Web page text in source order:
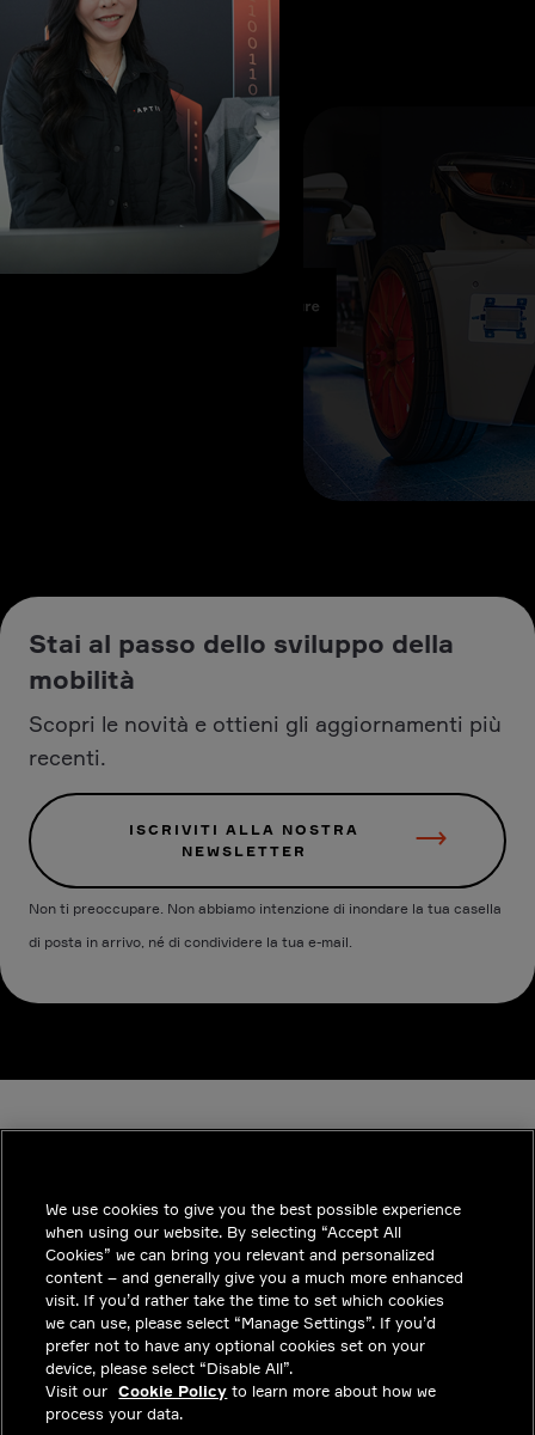
Stai al passo dello sviluppo della
mobilità
Scopri le novità e ottieni gli aggiornamenti più
recenti.
ISCRIVITI ALLA NOSTRA
NEWSLETTER
Non ti preoccupare. Non abbiamo intenzione di inondare la tua casella
di posta in arrivo, né di condividere la tua e-mail.
INDUSTRIES
APPROFONDIMENTI
SOLUZIONI
POSIZIONI LAVORATIVE
INVESTITORI
We use cookies to give you the best possible experience
when using our website. By selecting “Accept All
Cookies” we can bring you relevant and personalized
content – and generally give you a much more enhanced
visit. If you’d rather take the time to set which cookies
we can use, please select “Manage Settings”. If you’d
prefer not to have any optional cookies set on your
device, please select “Disable All”.
Visit our Cookie Policy to learn more about how we
process your data.